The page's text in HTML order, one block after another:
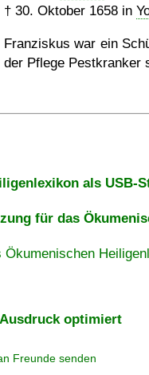
† 30. Oktober 1658 in
Franziskus war ein
der Pflege Pestkranker
als USB-
für das
optimiert
Freunde senden